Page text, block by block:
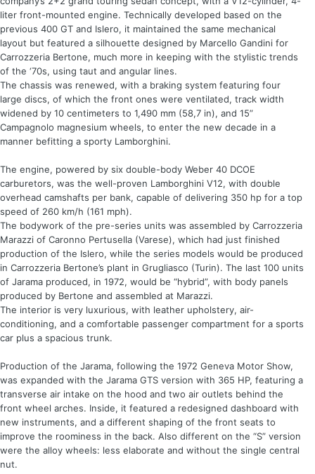
liter front-mounted engine. Technically developed based on the
previous 400 GT and Islero, it maintained the same mechanical
layout but featured a silhouette designed by Marcello Gandini for
Carrozzeria Bertone, much more in keeping with the stylistic trends
of the ‘70s, using taut and angular lines.
The chassis was renewed, with a braking system featuring four
large discs, of which the front ones were ventilated, track width
widened by 10 centimeters to 1,490 mm (58,7 in), and 15”
Campagnolo magnesium wheels, to enter the new decade in a
manner befitting a sporty Lamborghini.
The engine, powered by six double-body Weber 40 DCOE
carburetors, was the well-proven Lamborghini V12, with double
overhead camshafts per bank, capable of delivering 350 hp for a top
speed of 260 km/h (161 mph).
The bodywork of the pre-series units was assembled by Carrozzeria
Marazzi of Caronno Pertusella (Varese), which had just finished
production of the Islero, while the series models would be produced
in Carrozzeria Bertone’s plant in Grugliasco (Turin). The last 100 units
of Jarama produced, in 1972, would be “hybrid”, with body panels
produced by Bertone and assembled at Marazzi.
The interior is very luxurious, with leather upholstery, air-
conditioning, and a comfortable passenger compartment for a sports
car plus a spacious trunk.
Production of the Jarama, following the 1972 Geneva Motor Show,
was expanded with the Jarama GTS version with 365 HP, featuring a
transverse air intake on the hood and two air outlets behind the
front wheel arches. Inside, it featured a redesigned dashboard with
new instruments, and a different shaping of the front seats to
improve the roominess in the back. Also different on the “S” version
were the alloy wheels: less elaborate and without the single central
nut.